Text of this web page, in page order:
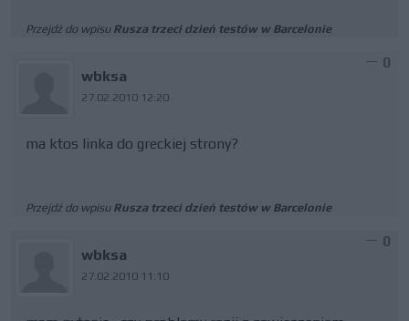
Przejdź do wpisu Rusza trzeci dzień testów w Barcelonie
wbksa
27.02.2010 12:20
0
ma ktos linka do greckiej strony?
Przejdź do wpisu Rusza trzeci dzień testów w Barcelonie
wbksa
27.02.2010 11:10
0